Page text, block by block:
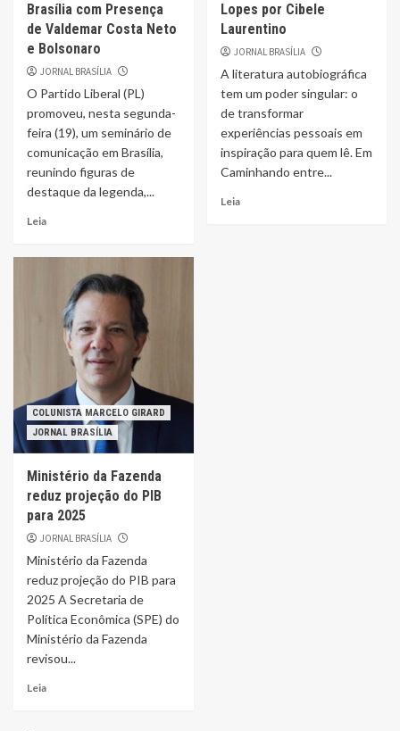
Brasília com Presença
de Valdemar Costa Neto
e Bolsonaro
JORNAL BRASÍLIA
O Partido Liberal (PL)
promoveu, nesta segunda-
feira (19), um seminário de
comunicação em Brasília,
reunindo figuras de
destaque da legenda,...
Leia
Lopes por Cibele
Laurentino
JORNAL BRASÍLIA
A literatura autobiográfica
tem um poder singular: o
de transformar
experiências pessoais em
inspiração para quem lê. Em
Caminhando entre...
Leia
COLUNISTA MARCELO GIRARD
JORNAL BRASÍLIA
Ministério da Fazenda
reduz projeção do PIB
para 2025
JORNAL BRASÍLIA
Ministério da Fazenda
reduz projeção do PIB para
2025 A Secretaria de
Política Econômica (SPE) do
Ministério da Fazenda
revisou...
Leia